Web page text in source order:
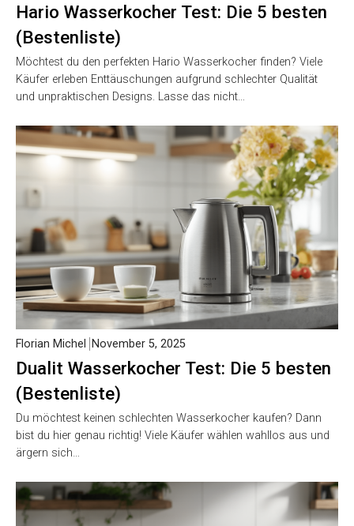
Hario Wasserkocher Test: Die 5 besten
(Bestenliste)
Möchtest du den perfekten Hario Wasserkocher finden? Viele
Käufer erleben Enttäuschungen aufgrund schlechter Qualität
und unpraktischen Designs. Lasse das nicht…
Dualit Wasserkocher Test: Die 5 besten
(Bestenliste)
Florian Michel November 5, 2025
Du möchtest keinen schlechten Wasserkocher kaufen? Dann
bist du hier genau richtig! Viele Käufer wählen wahllos aus und
ärgern sich…